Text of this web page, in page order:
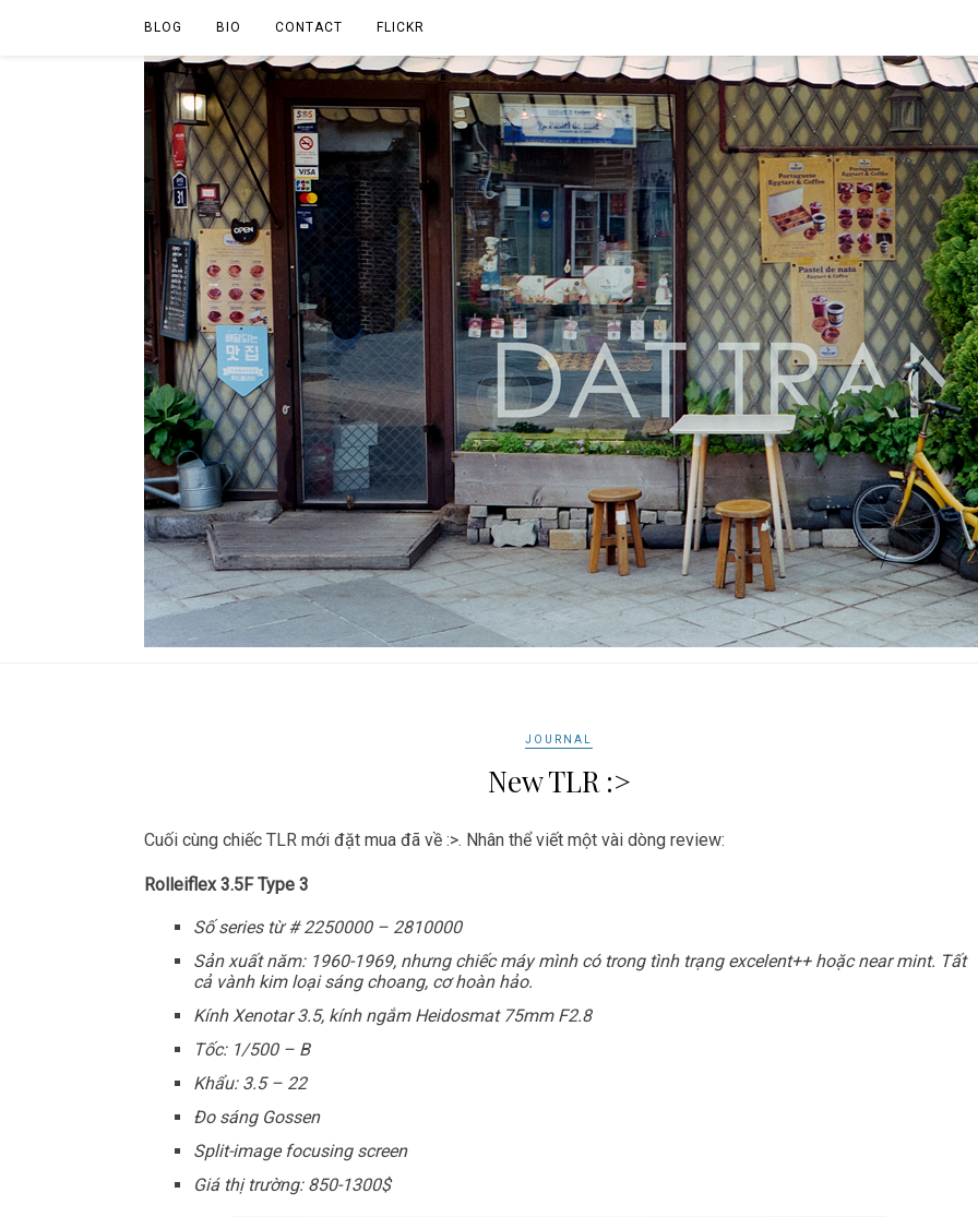
BLOG BIO CONTACT FLICKR
JOURNAL
New TLR :>
Cuối cùng chiếc TLR mới đặt mua đã về :>. Nhân thể viết một vài dòng review:
Rolleiflex 3.5F Type 3
Số series từ # 2250000 – 2810000
Sản xuất năm: 1960-1969, nhưng chiếc máy mình có trong tình trạng excelent++ hoặc near mint. Tất
cả vành kim loại sáng choang, cơ hoàn hảo.
Kính Xenotar 3.5, kính ngắm Heidosmat 75mm F2.8
Tốc: 1/500 – B
Khẩu: 3.5 – 22
Đo sáng Gossen
Split-image focusing screen
Giá thị trường: 850-1300$